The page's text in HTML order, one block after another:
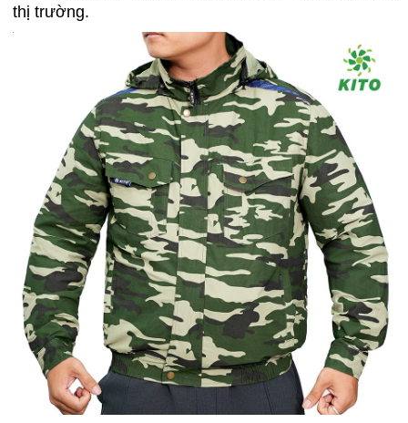
thị trường.